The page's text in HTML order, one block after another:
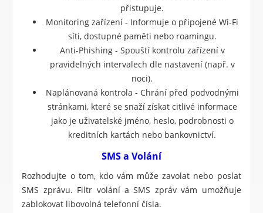
přistupuje.
Monitoring zařízení - Informuje o připojené Wi-Fi
síti, dostupné paměti nebo roamingu.
Anti-Phishing - Spouští kontrolu zařízení v
pravidelných intervalech dle nastavení (např. v
noci).
Naplánovaná kontrola - Chrání před podvodnými
stránkami, které se snaží získat citlivé informace
jako je uživatelské jméno, heslo, podrobnosti o
kreditních kartách nebo bankovnictví.
SMS a Volání
Rozhodujte o tom, kdo vám může zavolat nebo poslat
SMS zprávu. Filtr volání a SMS zpráv vám umožňuje
zablokovat libovolná telefonní čísla.